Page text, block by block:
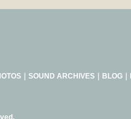
｜ SOUND ARCHIVES｜ BLOG｜